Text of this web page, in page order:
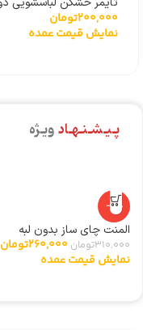
سیم
200,000تومان
نمایش قیمت عمده
پـیـشـنـهـادویـژه
-16%
المنت چای ساز بدون لبه
310,000تومان 260,000تومان
نمایش قیمت عمده